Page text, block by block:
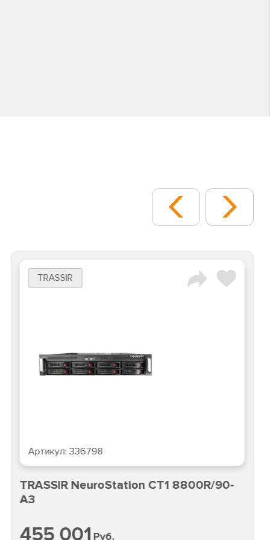
TRASSIR
Артикул:336798
TRASSIR NeuroStation CT1 8800R/90-
A3
455 001Руб.